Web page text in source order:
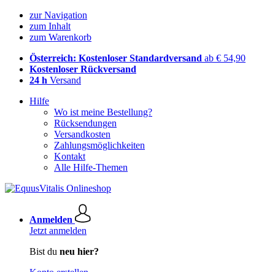
zur Navigation
zum Inhalt
zum Warenkorb
Österreich: Kostenloser Standardversand ab € 54,90
Kostenloser Rückversand
24 h Versand
Hilfe
Wo ist meine Bestellung?
Rücksendungen
Versandkosten
Zahlungsmöglichkeiten
Kontakt
Alle Hilfe-Themen
Anmelden
Jetzt anmelden
Bist du neu hier?